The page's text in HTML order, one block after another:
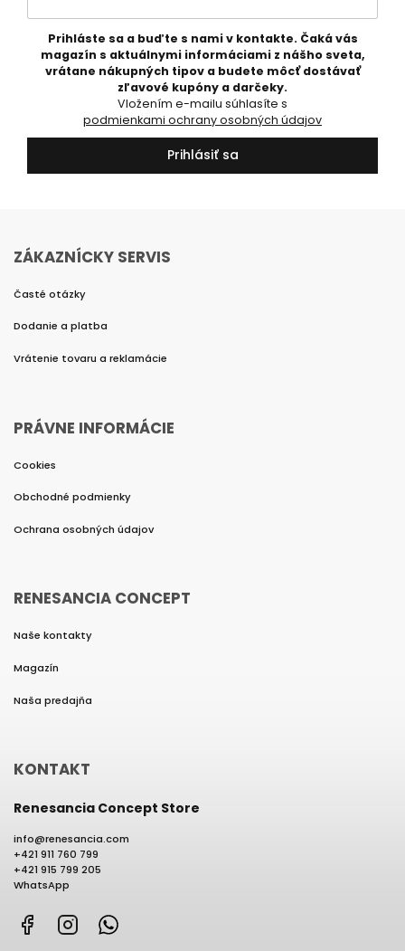
Prihláste sa a buďte s nami v kontakte. Čaká vás
magazín s aktuálnymi informáciami z nášho sveta,
vrátane nákupných tipov a budete môcť dostávať
zľavové kupóny a darčeky.
podmienkami ochrany osobných údajov
Prihlásiť sa
ZÁKAZNÍCKY SERVIS
Časté otázky
Dodanie a platba
Vrátenie tovaru a reklamácie
PRÁVNE INFORMÁCIE
Cookies
Obchodné podmienky
Ochrana osobných údajov
RENESANCIA CONCEPT
Naše kontakty
Magazín
Naša predajňa
KONTAKT
Renesancia Concept Store
info@renesancia.com
+421 911 760 799
+421 915 799 205
WhatsApp
FacebookInstagram